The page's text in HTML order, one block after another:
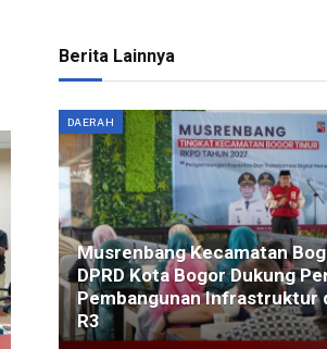
Berita Lainnya
DAERAH
Musrenbang Kecamatan
DPRD Kota Bogor Dukung
Pembangunan Infrastruktur
R3